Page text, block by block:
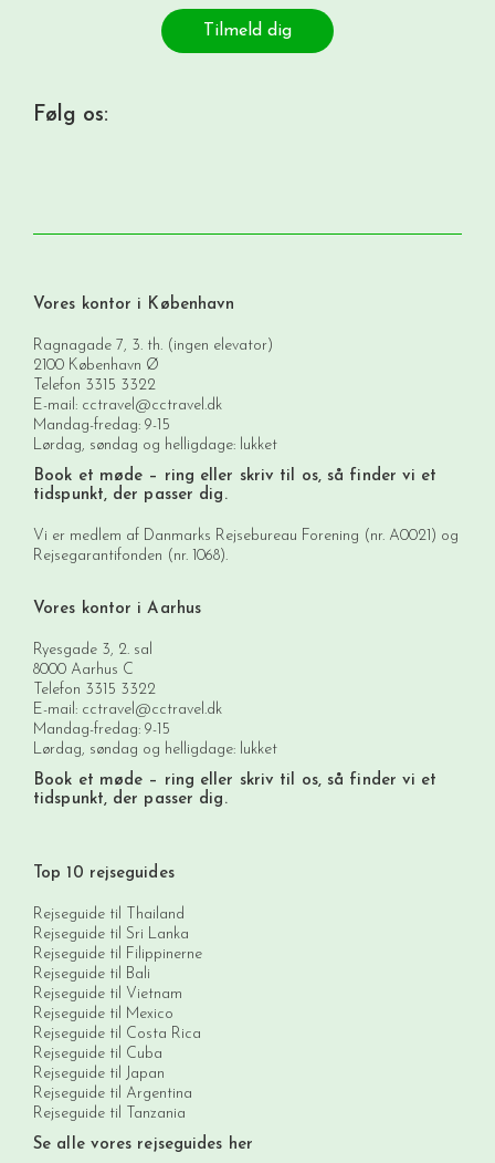
Tilmeld dig
Følg os:
Vores kontor i København
Ragnagade 7, 3. th. (ingen elevator)
2100 København Ø
Telefon 3315 3322
E-mail: cctravel@cctravel.dk
Mandag-fredag: 9-15
Lørdag, søndag og helligdage: lukket
Book et møde – ring eller skriv til os, så finder vi et
tidspunkt, der passer dig.
Vi er medlem af Danmarks Rejsebureau Forening (nr. A0021) og
Rejsegarantifonden (nr. 1068).
Vores kontor i Aarhus
Ryesgade 3, 2. sal
8000 Aarhus C
Telefon 3315 3322
E-mail: cctravel@cctravel.dk
Mandag-fredag: 9-15
Lørdag, søndag og helligdage: lukket
Book et møde – ring eller skriv til os, så finder vi et
tidspunkt, der passer dig.
Top 10 rejseguides
Rejseguide til Thailand
Rejseguide til Sri Lanka
Rejseguide til Filippinerne
Rejseguide til Bali
Rejseguide til Vietnam
Rejseguide til Mexico
Rejseguide til Costa Rica
Rejseguide til Cuba
Rejseguide til Japan
Rejseguide til Argentina
Rejseguide til Tanzania
Se alle vores rejseguides her